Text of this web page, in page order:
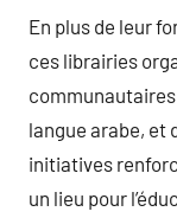
En plus de leur
ces librairies
langue arabe, et
initiatives
un lieu pour